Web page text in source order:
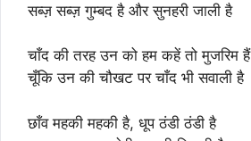
सब्ज़ सब्ज़ गुम्बद है और सुनहरी जाली है
चाँद की तरह उन को हम कहें तो मुजरिम हैं
चूँकि उन की चौखट पर चाँद भी सवाली है
छाँव महकी महकी है, धूप ठंडी ठंडी है